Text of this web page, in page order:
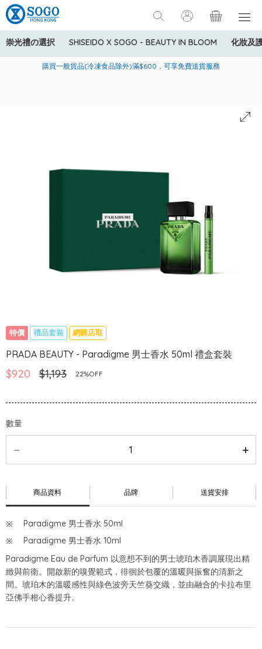
崇光禮の選択 SHISEIDO X SOGO - BEAUTY IN BLOOM 化妝及
美國運通Explorer®信用卡會員購物禮遇：高達5%簽賬回贈！
購買一般貨品(冷凍食品除外)滿$600，可享免費送貨服務
寄送中國內地服務只適用於指定商品，若訂單金額少於HK$600(折
特價 禮品套裝 網購店取
PRADA BEAUTY - Paradigme 男士香水 50ml 禮盒套裝
$920 $1,193 22%OFF
數量
商品資料 品牌 送貨安排
Paradigme 男士香水 50ml
Paradigme 男士香水 10ml
Paradigme Eau de Parfum 以意想不到的男士琥珀木香調展現出精
緻與前衛。開啟新的嗅覺範式，徘徊於包覆的溫暖與振奮的清新之
間。琥珀木的溫暖感性與綠色波旁天竺葵交織，並由融合的卡拉布里
亞佛手柑心香提升。